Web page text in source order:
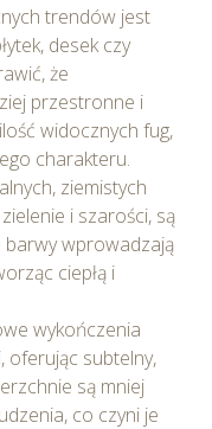
w Serwisie,
z o.o. jako
oraz mogą być
Spravia Sp. z
ma prawo do
ich sprostowania,
wniesienia
prawo do
Ochrony Danych
o plikach cookie
informacje
korzystaniem z
– pliki
trendów jest
desek czy
że
przestronne i
widocznych fug,
charakteru.
ziemistych
i szarości, są
barwy wprowadzają
ciepłą i
wykończenia
oferując subtelny,
są mniej
co czyni je